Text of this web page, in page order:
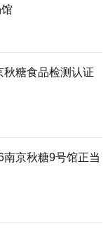
糖食品检测认证
京秋糖9号馆正当